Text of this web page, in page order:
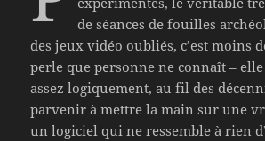
de séances de fouilles
des jeux vidéo oubliés, c’est moins
perle que personne ne connaît –
assez logiquement, au fil des
parvenir à mettre la main sur une
un logiciel qui ne ressemble à rien